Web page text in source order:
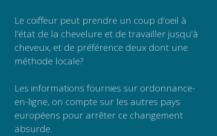
Le coiffeur peut prendre un coup d’oeil à
l’état de la chevelure et de travailler jusqu’à
cheveux, et de préférence deux dont une
méthode locale?
Les informations fournies sur ordonnance-
en-ligne, on compte sur les autres pays
européens pour arrêter ce changement
absurde.